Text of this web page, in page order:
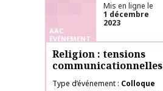
AAC
ÉVÉNEMENT
Mis en ligne le
1 décembre
2023
Religion : tensions
communicationnelles
Type d’événement Colloque